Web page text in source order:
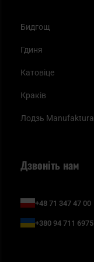
Бидгощ
Гдиня
Катовіце
Краків
Лодзь Manufaktura
Дзвоніть нам
+48 71 347 47 00
+380 94 711 6975